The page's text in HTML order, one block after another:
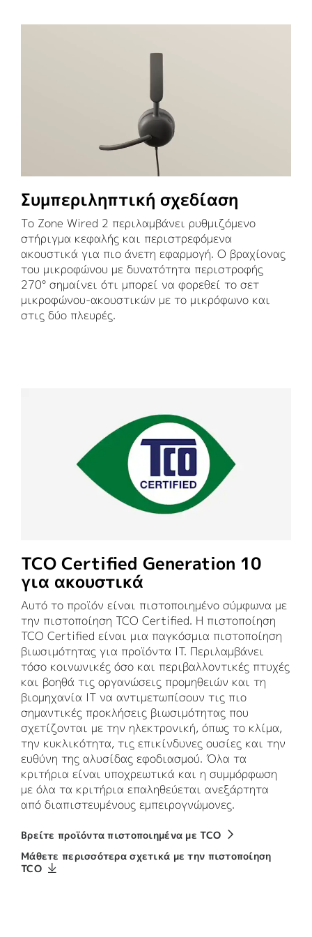
Συμπεριληπτική σχεδίαση
Το Zone Wired 2 περιλαμβάνει ρυθμιζόμενο
στήριγμα κεφαλής και περιστρεφόμενα
ακουστικά για πιο άνετη εφαρμογή. Ο βραχίονας
του μικροφώνου με δυνατότητα περιστροφής
270° σημαίνει ότι μπορεί να φορεθεί το σετ
μικροφώνου-ακουστικών με το μικρόφωνο και
στις δύο πλευρές.
TCO Certified Generation 10
για ακουστικά
Αυτό το προϊόν είναι πιστοποιημένο σύμφωνα με
την πιστοποίηση TCO Certified. Η πιστοποίηση
TCO Certified είναι μια παγκόσμια πιστοποίηση
βιωσιμότητας για προϊόντα IT. Περιλαμβάνει
τόσο κοινωνικές όσο και περιβαλλοντικές πτυχές
και βοηθά τις οργανώσεις προμηθειών και τη
βιομηχανία IT να αντιμετωπίσουν τις πιο
σημαντικές προκλήσεις βιωσιμότητας που
σχετίζονται με την ηλεκτρονική, όπως το κλίμα,
την κυκλικότητα, τις επικίνδυνες ουσίες και την
ευθύνη της αλυσίδας εφοδιασμού. Όλα τα
κριτήρια είναι υποχρεωτικά και η συμμόρφωση
με όλα τα κριτήρια επαληθεύεται ανεξάρτητα
από διαπιστευμένους εμπειρογνώμονες.
Βρείτε προϊόντα πιστοποιημένα με TCO
Μάθετε περισσότερα σχετικά με την πιστοποίηση
TCO